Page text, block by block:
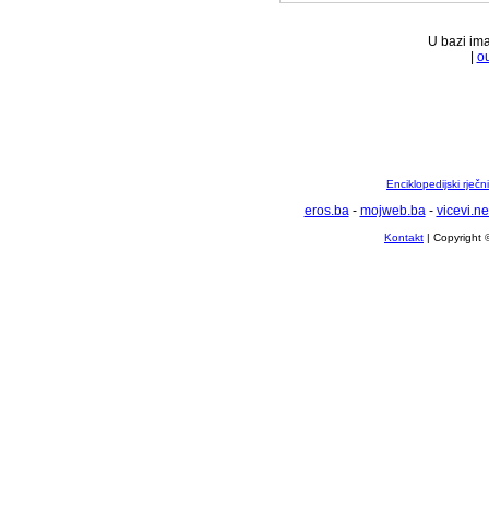
U bazi
Enciklopedijski
eros.ba- mojweb.ba-
Kontakt | Copyright